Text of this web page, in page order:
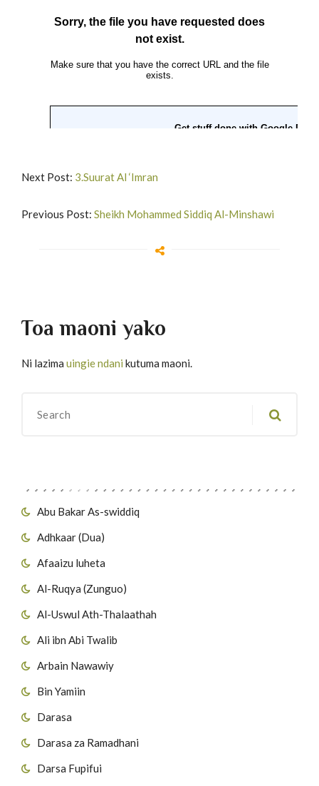
Abu Bakar As-swiddiq
Adhkaar (Dua)
Afaaizu luheta
Al-Ruqya (Zunguo)
Al-Uswul Ath-Thalaathah
Ali ibn Abi Twalib
Arbain Nawawiy
Bin Yamiin
Darasa
Darasa za Ramadhani
Darsa Fupifui
Next Post: 3.Suurat Al ‘Imran
Previous Post: Sheikh Mohammed Siddiq Al-Minshawi
Toa maoni yako
Ni lazima uingie ndani kutuma maoni.